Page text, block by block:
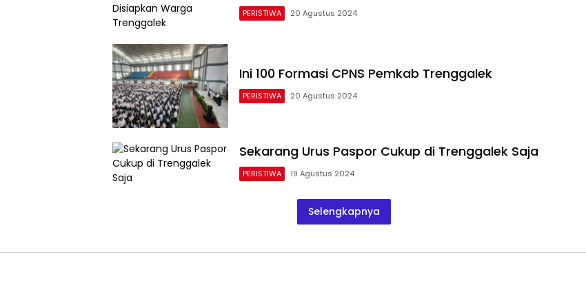
PERISTIWA 20 Agustus 2024
Ini 100 Formasi CPNS Pemkab Trenggalek
PERISTIWA 20 Agustus 2024
Sekarang Urus Paspor Cukup di Trenggalek Saja
PERISTIWA 19 Agustus 2024
Selengkapnya